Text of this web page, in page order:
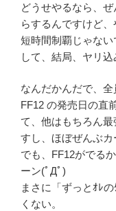
どうせやるなら、
らするんですけど
短時間制覇じゃない
して、結局、ヤリ込
なんだかんだで、全
FF12 の発売日の直
て、他はもちろん
すし、ほぼぜんぶカ
でも、FF12がでる
ーン(ﾟДﾟ)
まさに「ずっとｵﾚ
くない。